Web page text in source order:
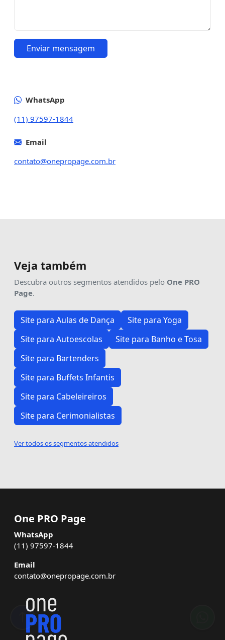
Enviar mensagem
WhatsApp
(11) 97597-1844
Email
contato@onepropage.com.br
Veja também
Descubra outros segmentos atendidos pelo One PRO
Page.
Site para Aulas de Dança
Site para Yoga
Site para Autoescolas
Site para Banho e Tosa
Site para Bartenders
Site para Buffets Infantis
Site para Cabeleireiros
Site para Cerimonialistas
Ver todos os segmentos atendidos
One PRO Page
WhatsApp
(11) 97597-1844
Email
contato@onepropage.com.br